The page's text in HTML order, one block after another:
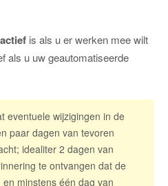
actief is als u er werken mee wilt
als u uw geautomatiseerde
eventuele wijzigingen in de
paar dagen van tevoren
idealiter 2 dagen van
te ontvangen dat de
minstens één dag van